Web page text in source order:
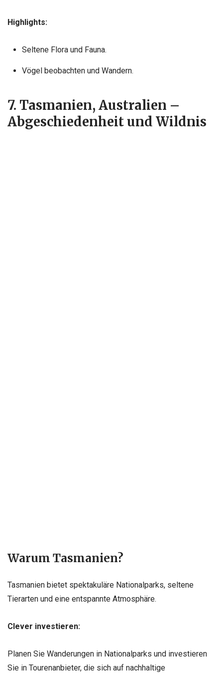
Highlights:
Seltene Flora und Fauna.
Vögel beobachten und Wandern.
7. Tasmanien, Australien –
Abgeschiedenheit und Wildnis
Warum Tasmanien?
Tasmanien bietet spektakuläre Nationalparks, seltene
Tierarten und eine entspannte Atmosphäre.
Clever investieren:
Planen Sie Wanderungen in Nationalparks und investieren
Sie in Tourenanbieter, die sich auf nachhaltige